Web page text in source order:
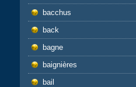
bacchus
back
bagne
baignières
bail